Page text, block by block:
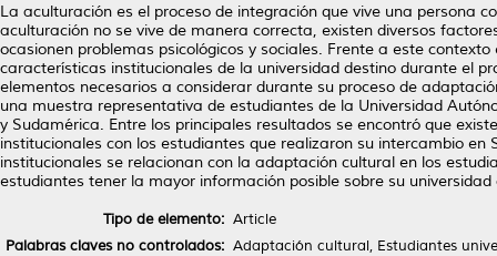
La aculturación es el proceso de integración que vive una persona
aculturación no se vive de manera correcta, existen diversos
ocasionen problemas psicológicos y sociales. Frente a este
características institucionales de la universidad destino durante el
elementos necesarios a considerar durante su proceso de
una muestra representativa de estudiantes de la Universidad
y Sudamérica. Entre los principales resultados se encontró que
institucionales con los estudiantes que realizaron su intercambio
institucionales se relacionan con la adaptación cultural en los
estudiantes tener la mayor información posible sobre su
Tipo de elemento: Article
Palabras claves no controlados: Adaptación cultural, Estudiantes